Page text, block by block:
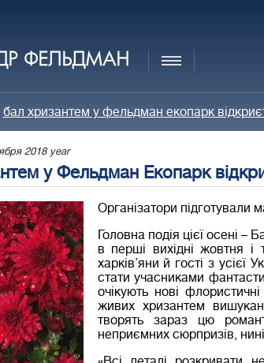
бал хризантем у фельдман екопарк
2018 year
у Фельдман Екопарк
Організатори підготували
Головна подія цієї осені
в перші вихідні жовтня
харків’яни й гості з усієї
стати учасниками
очікують нові
живих хризантем
творять зараз цю
неприємних сюрпризів,